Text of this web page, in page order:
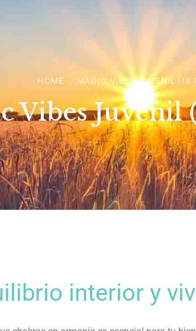
HOME MAGIC VIBES JUVENIL (18
Vibes Juvenil
interior y